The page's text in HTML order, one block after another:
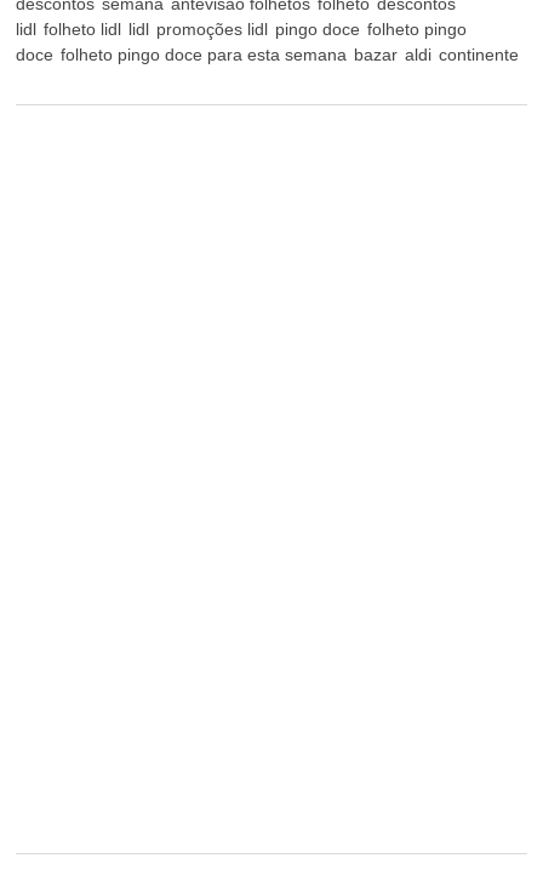
descontos semana antevisão folhetos folheto descontos
lidl folheto lidl lidl promoções lidl pingo doce folheto pingo
doce folheto pingo doce para esta semana bazar aldi continente